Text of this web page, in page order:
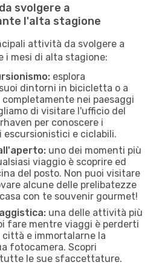
svolgere a
l'alta stagione
attività da svolgere a
i mesi di alta stagione:
esplora
dintorni in bicicletta o a
nei paesaggi
di visitare l'ufficio del
per conoscere i
escursionistici e ciclabili.
uno dei momenti più
viaggio è scoprire ed
del posto. Non puoi visitare
alcune delle prelibatezze
con te souvenir gourmet!
una delle attività più
fare mentre viaggi è perderti
e immortalarne la
fotocamera. Scopri
le sue sfaccettature.